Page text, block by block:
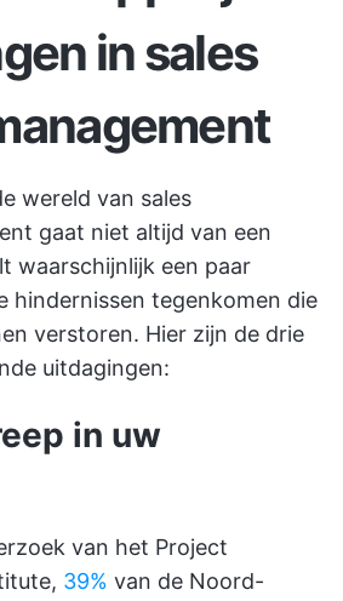
in sales
wereld van sales
gaat niet altijd van een
waarschijnlijk een paar
hindernissen tegenkomen die
verstoren. Hier zijn de drie
uitdagingen:
in uw
van het Project
39% van de Noord-